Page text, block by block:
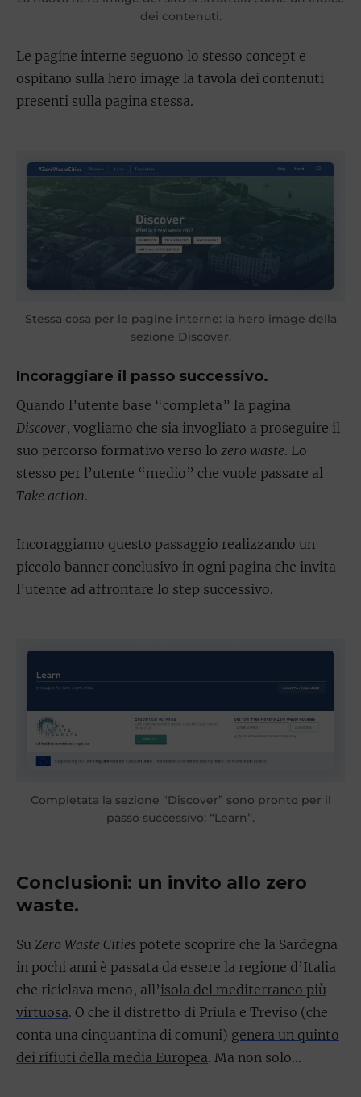
dei contenuti.
Le pagine interne seguono lo stesso concept e
ospitano sulla hero image la tavola dei contenuti
presenti sulla pagina stessa.
Stessa cosa per le pagine interne: la hero image della
sezione Discover.
Incoraggiare il passo successivo.
Quando l’utente base “completa” la pagina
Discover, vogliamo che sia invogliato a proseguire il
suo percorso formativo verso lo zero waste. Lo
stesso per l’utente “medio” che vuole passare al
Take action.
Incoraggiamo questo passaggio realizzando un
piccolo banner conclusivo in ogni pagina che invita
l’utente ad affrontare lo step successivo.
Completata la sezione “Discover” sono pronto per il
passo successivo: “Learn”.
Conclusioni: un invito allo zero
waste.
Su Zero Waste Cities potete scoprire che la Sardegna
in pochi anni è passata da essere la regione d’Italia
che riciclava meno, all’isola del mediterraneo più
virtuosa. O che il distretto di Priula e Treviso (che
conta una cinquantina di comuni) genera un quinto
dei rifiuti della media Europea. Ma non solo…